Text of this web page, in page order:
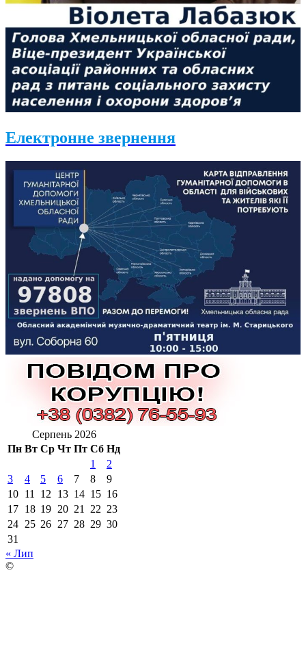
Електронне звернення
Серпень 2026
Пн Вт Ср Чт Пт Сб Нд
1
2
3
4 5 6 7 8
9
10 11 12 13 14 15 16
17 18 19 20 21 22 23
24 25 26 27 28 29 30
31
« Лип
©